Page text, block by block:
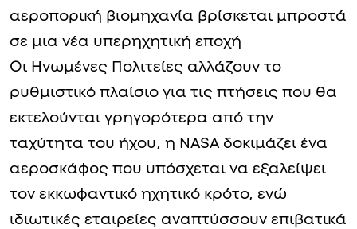
αεροπορική βιομηχανία βρίσκεται μπροστά
σε μια νέα υπερηχητική εποχή
Οι Ηνωμένες Πολιτείες αλλάζουν το
ρυθμιστικό πλαίσιο για τις πτήσεις που θα
εκτελούνται γρηγορότερα από την
ταχύτητα του ήχου, η NASA δοκιμάζει ένα
αεροσκάφος που υπόσχεται να εξαλείψει
τον εκκωφαντικό ηχητικό κρότο, ενώ
ιδιωτικές εταιρείες αναπτύσσουν επιβατικά